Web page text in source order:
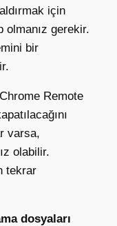
için
gerekir.
bir
Remote
varsa,
olabilir.
tekrar
dosyaları